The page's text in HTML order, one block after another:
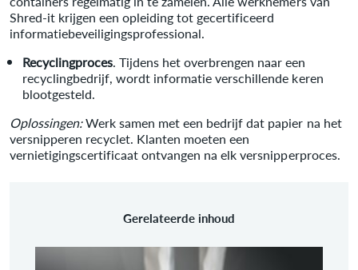
Shred-it krijgen een opleiding tot gecertificeerd
informatiebeveiligingsprofessional.
Recyclingproces. Tijdens het overbrengen naar een
recyclingbedrijf, wordt informatie verschillende keren
blootgesteld.
Oplossingen:Werk samen met een bedrijf dat papier na het
versnipperen recyclet. Klanten moeten een
vernietigingscertificaat ontvangen na elk versnipperproces.
Gerelateerde inhoud